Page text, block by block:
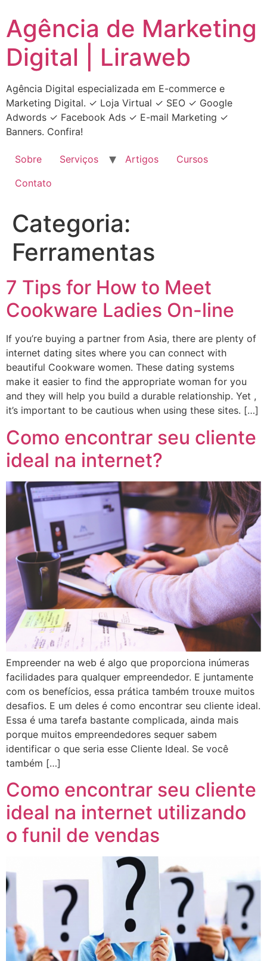
para
conteúdo
Agência de Marketing
Digital | Liraweb
Agência Digital especializada em E-commerce e
Marketing Digital. ✓ Loja Virtual ✓ SEO ✓ Google
Adwords ✓ Facebook Ads ✓ E-mail Marketing ✓
Banners. Confira!
Sobre Serviços Artigos
Cursos
Contato
Categoria:
Ferramentas
7 Tips for How to Meet
Cookware Ladies On-line
If you’re buying a partner from Asia, there are plenty of
internet dating sites where you can connect with
beautiful Cookware women. These dating systems
make it easier to find the appropriate woman for you
and they will help you build a durable relationship. Yet ,
it’s important to be cautious when using these sites. […]
Como encontrar seu cliente
ideal na internet?
Empreender na web é algo que proporciona inúmeras
facilidades para qualquer empreendedor. E juntamente
com os benefícios, essa prática também trouxe muitos
desafios. E um deles é como encontrar seu cliente ideal.
Essa é uma tarefa bastante complicada, ainda mais
porque muitos empreendedores sequer sabem
identificar o que seria esse Cliente Ideal. Se você
também […]
Como encontrar seu cliente
ideal na internet utilizando
o funil de vendas